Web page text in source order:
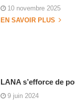
10 novembre 2025
EN SAVOIR PLUS
LANA s’efforce de
9 juin 2024